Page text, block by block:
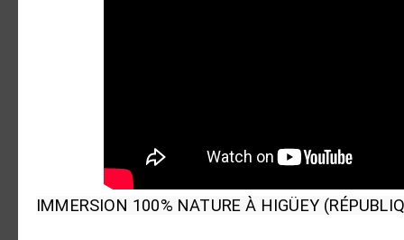
IMMERSION 100% NATURE À HIGÜEY